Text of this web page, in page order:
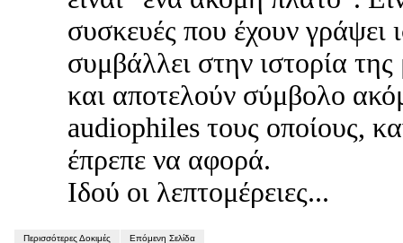
συσκευές που έχουν γράψει
συμβάλλει στην ιστορία
και αποτελούν σύμβολο
audiophiles τους οποίους,
έπρεπε να αφορά.
Ιδού οι λεπτομέρειες...
Περισσότερες Δοκιμές Επόμενη Σελίδα